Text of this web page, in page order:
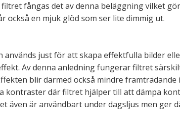
fångas det av denna beläggning vilket
en mjuk glöd som ser lite dimmig ut.
just för att skapa effektfulla bilder
Av denna anledning fungerar filtret
blir därmed också mindre
kontraster där filtret hjälper till att dämpa
även är användbart under dagsljus men ger